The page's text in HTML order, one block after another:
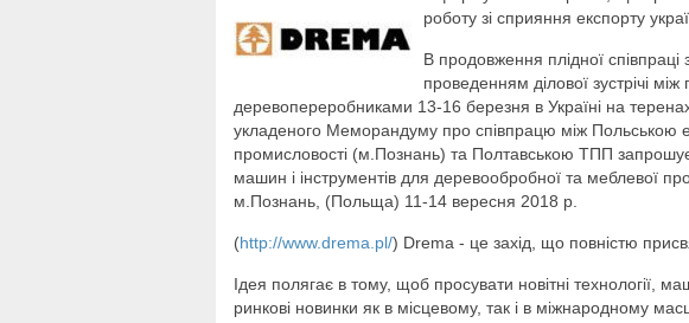
роботу зі сприяння експорту
В продовження плідної
проведенням ділової зустрічі
деревопереробниками 13-16 березня в Україні на
укладеного Меморандуму про співпрацю між Польською
промисловості (м.Познань) та Полтавською ТПП
машин і інструментів для деревообробної та меблевої
м.Познань, (Польща) 11-14 вересня 2018 р.
(http://www.drema.pl/) Drema - це захід, що повністю
Ідея полягає в тому, щоб просувати новітні технології,
ринкові новинки як в місцевому, так і в міжнародному